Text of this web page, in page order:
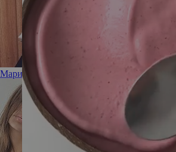
Марион Котийяр стала мамой во второй раз